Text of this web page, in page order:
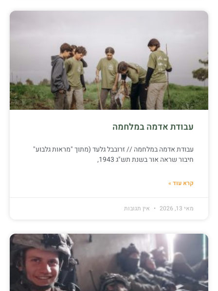
עבודת אדמה במלחמה
עבודת אדמה במלחמה // זרובבל גלעד (מתוך "מראות גלבוע"
חיבור שראה אור בשנת תש"ג 1943,
קרא עוד »
מאי 13, 2026 אין תגובות